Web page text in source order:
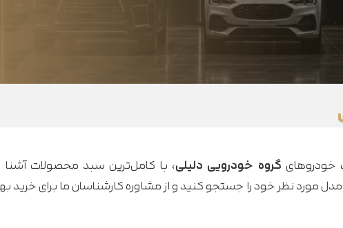
گروه خودرویی دلیلی، با کامل‌ترین سبد محصولات
مورد نظر خود را جستجو کنید و از مشاوره کارشناسان ما برای خرید